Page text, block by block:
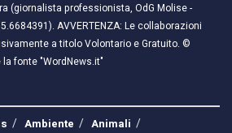
(giornalista professionista, OdG Molise -
AVVERTENZA: Le collaborazioni
a titolo Volontario e Gratuito. ©
fonte "WordNews.it"
Ambiente
Animali